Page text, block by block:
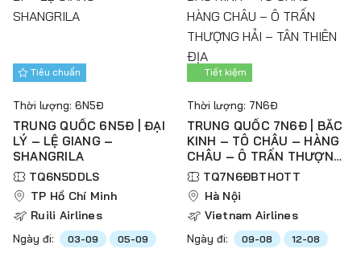
Tiêu chuẩn
Thời lượng: 6N5Đ
TRUNG QUỐC 6N5Đ | ĐẠI
LÝ – LỆ GIANG –
SHANGRILA
TQ6N5DDLS
TP Hồ Chí Minh
Ruili Airlines
Ngày đi: 03-09
05-09
Tiết kiệm
Thời lượng: 7N6Đ
TRUNG QUỐC 7N6Đ | BẮC
KINH – TÔ CHÂU – HÀNG
CHÂU – Ô TRẤN THƯỢNG
HẢI – TÂN THIÊN ĐỊA
TQ7N6ĐBTHOTT
Hà Nội
Vietnam Airlines
Ngày đi: 09-08 12-08